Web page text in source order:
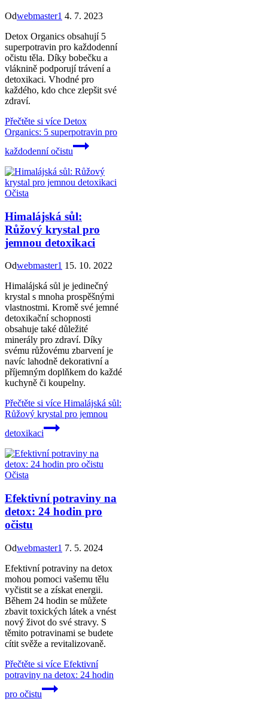
Odwebmaster1 4. 7. 2023
Detox Organics obsahují 5
superpotravin pro každodenní
očistu těla. Díky bobečku a
vláknině podporují trávení a
detoxikaci. Vhodné pro
každého, kdo chce zlepšit své
zdraví.
Přečtěte si více Detox
Organics: 5 superpotravin pro
každodenní očistu
Očista
Himalájská sůl:
Růžový krystal pro
jemnou detoxikaci
Odwebmaster1 15. 10. 2022
Himalájská sůl je jedinečný
krystal s mnoha prospěšnými
vlastnostmi. Kromě své jemné
detoxikační schopnosti
obsahuje také důležité
minerály pro zdraví. Díky
svému růžovému zbarvení je
navíc lahodně dekorativní a
příjemným doplňkem do každé
kuchyně či koupelny.
Přečtěte si více Himalájská sůl:
Růžový krystal pro jemnou
detoxikaci
Očista
Efektivní potraviny na
detox: 24 hodin pro
očistu
Odwebmaster1 7. 5. 2024
Efektivní potraviny na detox
mohou pomoci vašemu tělu
vyčistit se a získat energii.
Během 24 hodin se můžete
zbavit toxických látek a vnést
nový život do své stravy. S
těmito potravinami se budete
cítit svěže a revitalizovaně.
Přečtěte si více Efektivní
potraviny na detox: 24 hodin
pro očistu